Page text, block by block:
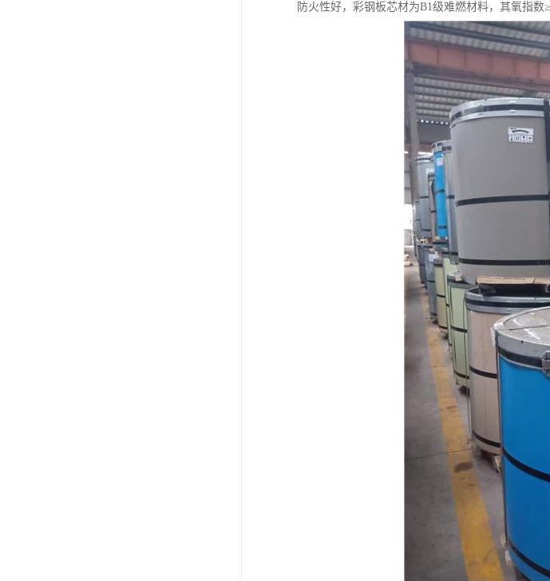
防火性好，彩钢板芯材为B1级难燃材料，其氧指数